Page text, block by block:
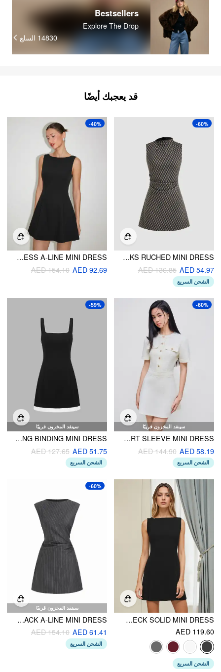
Bestsellers
Explore The Drop
14830 السلع
قد يعجبك أيضًا
-60%
HIGH NECK CHECKS RUCHED MINI DRESS
AED 54.97
AED 136.85
الشحن السريع
-40%
HIGH RISE BOWKNOT BACKLESS A-LINE MINI DRESS
AED 92.69
AED 154.10
سينفد المخزون قريبًا
-60%
ROUND NECKLINE SOLID BUTTON SHORT SLEEVE MINI DRESS
AED 58.19
AED 144.90
الشحن السريع
سينفد المخزون قريبًا
-59%
WOVEN SQUARE NECK CONTRASTING BINDING MINI DRESS
AED 51.75
AED 127.65
الشحن السريع
BOAT NECK SOLID MINI DRESS
AED 119.60
الشحن السريع
سينفد المخزون قريبًا
-60%
STRIPED ROUND NECKLINE RUCHED TIE BACK A-LINE MINI DRESS
AED 61.41
AED 154.10
الشحن السريع